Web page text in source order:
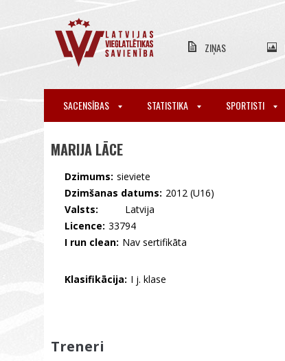
ZIŅAS
SACENSĪBAS STATISTIKA SPORTISTI
MARIJA LĀCE
Dzimums: sieviete
Dzimšanas datums: 2012 (U16)
Valsts:
🇱🇻 Latvija
Licence: 33794
I run clean: Nav sertifikāta
Klasifikācija: I j. klase
Treneri